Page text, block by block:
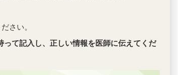
さい。
て記入し、正しい情報を医師に伝えてくだ